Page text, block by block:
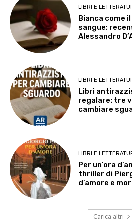
LIBRI E
Bianca come
sangue:
Alessandro
LIBRI E
Libri
regalare: tre
cambiare
LIBRI E
Per un’ora
thriller di
d’amore e
Carica altri